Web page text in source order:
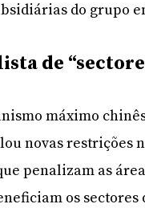
do grupo
de
máximo
novas restrições
penalizam as
os